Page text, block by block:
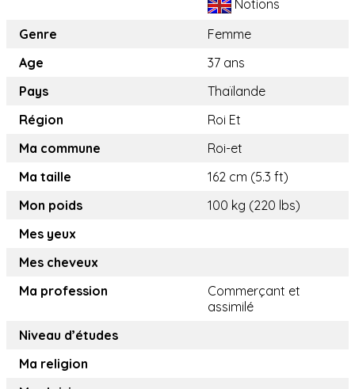
Notions
Genre
Femme
Age
37 ans
Pays
Thaïlande
Région
Roi Et
Ma commune
Roi-et
Ma taille
162 cm (5.3 ft)
Mon poids
100 kg (220 lbs)
Mes yeux
Mes cheveux
Ma profession
Commerçant et
assimilé
Niveau d’études
Ma religion